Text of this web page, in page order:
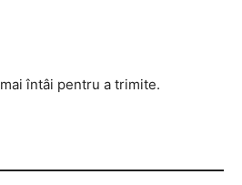
mai întâi pentru a trimite.